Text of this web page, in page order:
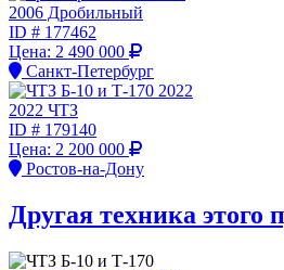
2006 Дробильный
ID # 177462
Цена: 2 490 000
Санкт-Петербург
2022 ЧТЗ
ID # 179140
Цена: 2 200 000
Ростов-на-Дону
Другая техника этого